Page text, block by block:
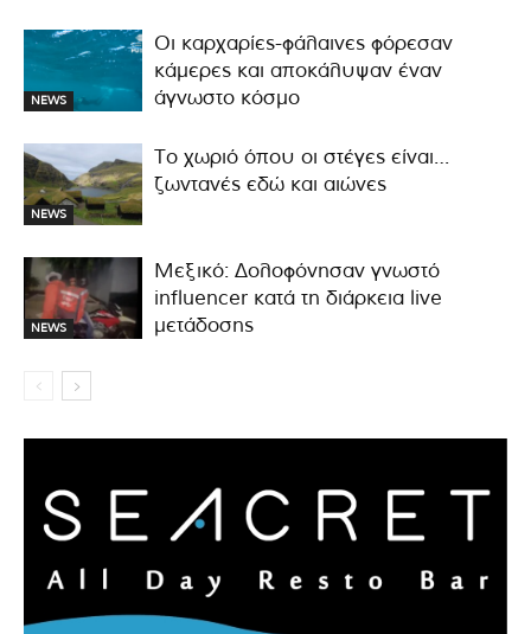
NEWS
Οι καρχαρίες-φάλαινες φόρεσαν
κάμερες και αποκάλυψαν έναν
άγνωστο κόσμο
NEWS
Το χωριό όπου οι στέγες είναι…
ζωντανές εδώ και αιώνες
NEWS
Μεξικό: Δολοφόνησαν γνωστό
influencer κατά τη διάρκεια live
μετάδοσης